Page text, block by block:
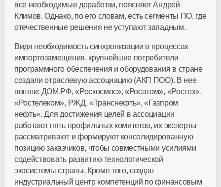
все необходимые доработки, поясняет Андрей
Климов. Однако, по его словам, есть сегменты ПО, где
отечественные решения не уступают западным.
Видя необходимость синхронизации в процессах
импортозамещения, крупнейшие потребители
программного обеспечения и оборудования в стране
создали отраслевую ассоциацию (АКП ПОО). В нее
вошли: ДОМ.РФ, «Роскосмос», «Росатом», «Ростех»,
«Ростелеком», РЖД, «Транснефть», «Газпром
нефть». Для достижения целей в ассоциации
работают пять профильных комитетов, их эксперты
рассматривают и формируют консолидированную
позицию заказчиков, чтобы совместными усилиями
содействовать развитию технологической
экосистемы страны. Кроме того, создан
индустриальный центр компетенций по финансовым